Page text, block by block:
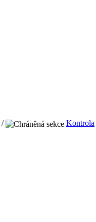
/ Kontrola